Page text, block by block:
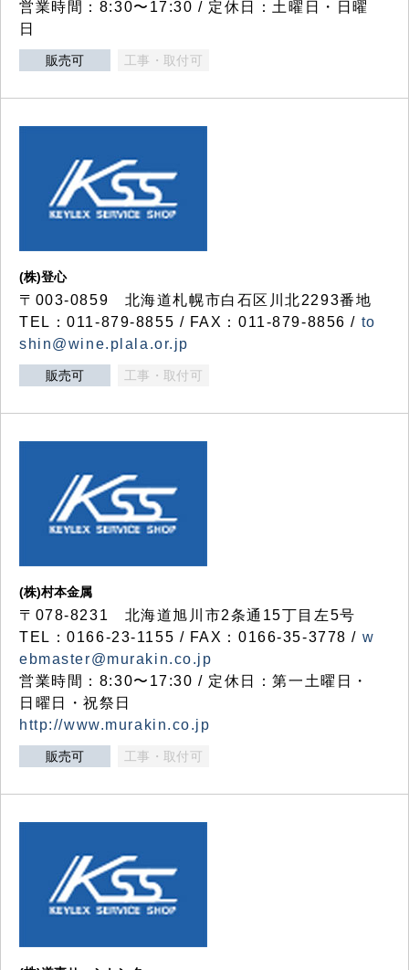
営業時間：8:30〜17:30 / 定休日：土曜日・日曜
日
販売可 工事・取付可
(株)登心
〒003-0859 北海道札幌市白石区川北2293番地
TEL：011-879-8855 / FAX：011-879-8856 / to
shin@wine.plala.or.jp
販売可 工事・取付可
(株)村本金属
〒078-8231 北海道旭川市2条通15丁目左5号
TEL：0166-23-1155 / FAX：0166-35-3778 / w
ebmaster@murakin.co.jp
営業時間：8:30〜17:30 / 定休日：第一土曜日・
日曜日・祝祭日
http://www.murakin.co.jp
販売可 工事・取付可